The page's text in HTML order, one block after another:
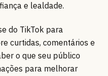
e lealdade.
do TikTok para
curtidas, comentários e
o que seu público
para melhorar